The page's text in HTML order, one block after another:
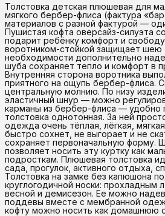
Толстовка детская плюшевая для
мягкого бербер-флиса (фактура
материалов с разной фактурой —
Пушистая кофта оверсайз-силуэта
подарит ребёнку комфорт и
воротником-стойкой защищает шею
необходимости дополнительно
шуба сохраняет тепло и комфорт в
Внутренняя сторона воротника
приятного на ощупь бербер-флиса.
центральную молнию. По низу
эластичный шнур — можно
карманы из бербер-флиса — удобно
толстовка однотонная. За ней
одежда очень тёплая, лёгкая,
быстро сохнет, не выгорает и не
сохраняет первоначальную форму.
позволяет носить эту куртку как
подросткам. Плюшевая толстовка
сада, прогулок, активного отдыха,
Толстовка на замке без капюшона
круглогодичной носки: прохладным
весной и демисезон. Ее можно
поддевы вместе с мембранной
кофту можно носить как домашнюю